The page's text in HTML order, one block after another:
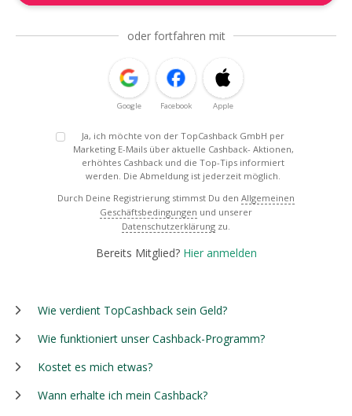
oder fortfahren mit
Google Facebook Apple
Ja, ich möchte von der TopCashback GmbH per
Marketing E-Mails über aktuelle Cashback- Aktionen,
erhöhtes Cashback und die Top-Tips informiert
werden. Die Abmeldung ist jederzeit möglich.
Durch Deine Registrierung stimmst Du den Allgemeinen
Geschäftsbedingungen und unserer
Datenschutzerklärung zu.
Bereits Mitglied? Hier anmelden
Wie verdient TopCashback sein Geld?
Wie funktioniert unser Cashback-Programm?
Kostet es mich etwas?
Wann erhalte ich mein Cashback?